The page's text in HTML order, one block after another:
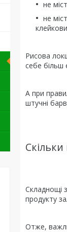
не
не
Рисова
себе більш
А при
штучні
Складнощі
продукту
Отже,